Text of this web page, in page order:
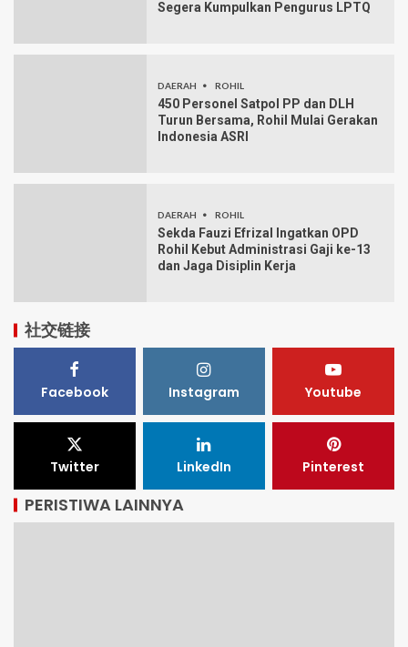
Segera Kumpulkan Pengurus LPTQ
DAERAH ROHIL
450 Personel Satpol PP dan DLH
Turun Bersama, Rohil Mulai Gerakan
Indonesia ASRI
DAERAH ROHIL
Sekda Fauzi Efrizal Ingatkan OPD
Rohil Kebut Administrasi Gaji ke-13
dan Jaga Disiplin Kerja
社交链接
Facebook Instagram Youtube
Twitter LinkedIn Pinterest
PERISTIWA LAINNYA